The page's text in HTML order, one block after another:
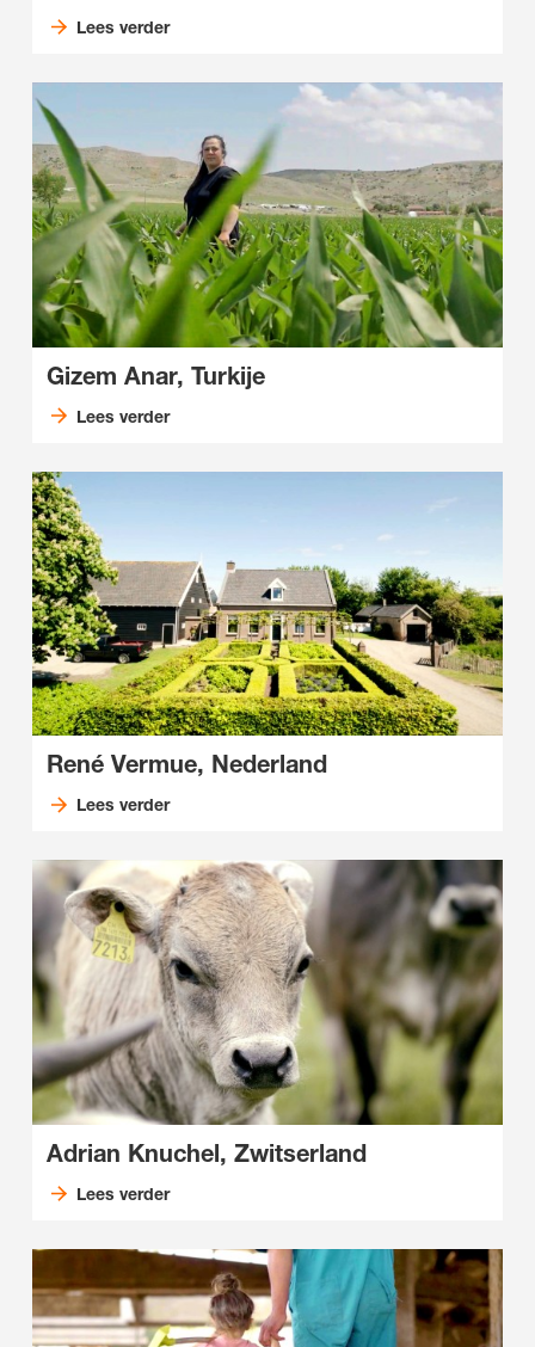
Lees verder
Gizem Anar, Turkije
Lees verder
René Vermue, Nederland
Lees verder
Adrian Knuchel, Zwitserland
Lees verder